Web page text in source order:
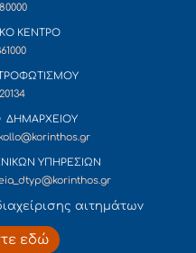
ΚΕΝΤΡΟ
ΥΠΗΡΕΣΙΩΝ
αιτημάτων
εδώ